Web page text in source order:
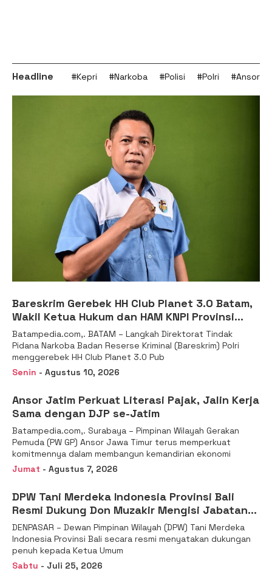
Headline #Kepri #Narkoba #Polisi #Polri #Ansor
Bareskrim Gerebek HH Club Planet 3.0 Batam,
Wakil Ketua Hukum dan HAM KNPI Provinsi
Kepulauan Riau mengapresiasi Polri
Batampedia.com,. BATAM – Langkah Direktorat Tindak
Pidana Narkoba Badan Reserse Kriminal (Bareskrim) Polri
menggerebek HH Club Planet 3.0 Pub
Senin - Agustus 10, 2026
Ansor Jatim Perkuat Literasi Pajak, Jalin Kerja
Sama dengan DJP se-Jatim
Batampedia.com,. Surabaya – Pimpinan Wilayah Gerakan
Pemuda (PW GP) Ansor Jawa Timur terus memperkuat
komitmennya dalam membangun kemandirian ekonomi
Jumat - Agustus 7, 2026
DPW Tani Merdeka Indonesia Provinsi Bali
Resmi Dukung Don Muzakir Mengisi Jabatan
Wakil Menteri Pertanian RI
DENPASAR – Dewan Pimpinan Wilayah (DPW) Tani Merdeka
Indonesia Provinsi Bali secara resmi menyatakan dukungan
penuh kepada Ketua Umum
Sabtu - Juli 25, 2026